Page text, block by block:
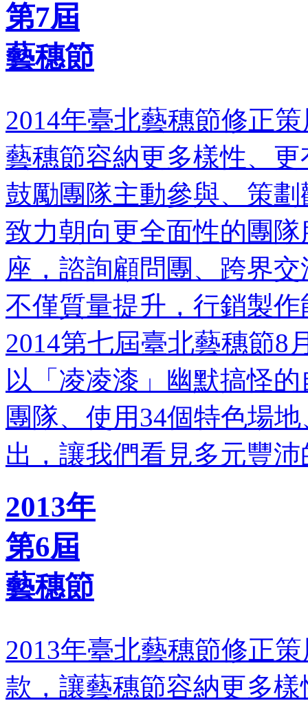
第7屆
藝穗節
2014年臺北藝穗節修正
藝穗節容納更多樣性、
鼓勵團隊主動參與、策
致力朝向更全面性的團
座，諮詢顧問團、跨界
不僅質量提升，行銷製
2014第七屆臺北藝穗節8
以「凌凌漆」幽默搞怪
團隊、使用34個特色場
出，讓我們看見多元豐
2013年
第6屆
藝穗節
2013年臺北藝穗節修正
款，讓藝穗節容納更多